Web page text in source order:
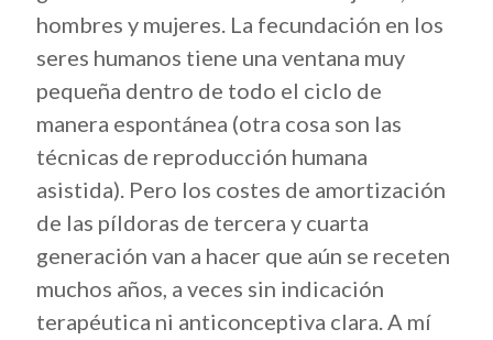
hombres y mujeres. La fecundación en los
seres humanos tiene una ventana muy
pequeña dentro de todo el ciclo de
manera espontánea (otra cosa son las
técnicas de reproducción humana
asistida). Pero los costes de amortización
de las píldoras de tercera y cuarta
generación van a hacer que aún se receten
muchos años, a veces sin indicación
terapéutica ni anticonceptiva clara. A mí